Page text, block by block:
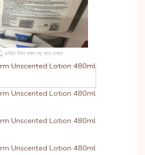
👆 ছবিতে ট্যাপ করুন বড় করে দেখতে